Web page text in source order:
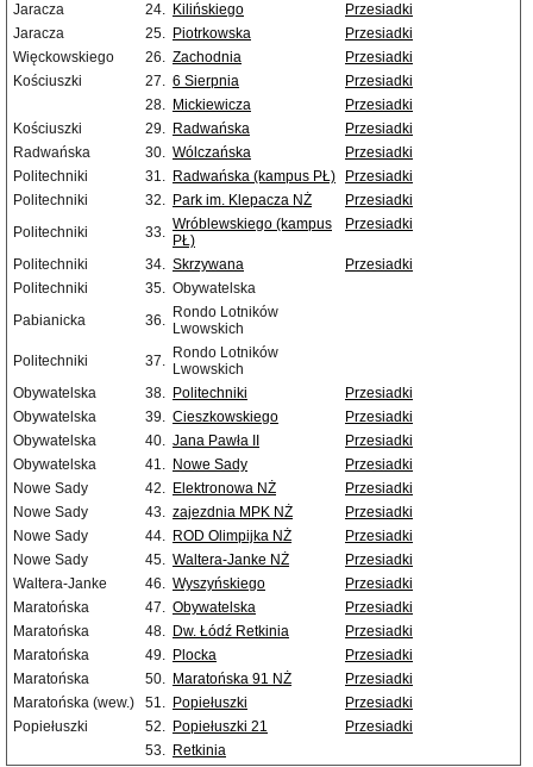
Jaracza 24. Kilińskiego
Przesiadki
Jaracza
25. Piotrkowska
Przesiadki
Więckowskiego
26. Zachodnia
Przesiadki
Kościuszki
27. 6 Sierpnia
Przesiadki
28. Mickiewicza
Przesiadki
Kościuszki
29. Radwańska
Przesiadki
Radwańska
30. Wólczańska
Przesiadki
Politechniki
31. Radwańska (kampus PŁ)
Przesiadki
Politechniki
32. Park im. Klepacza NŻ
Przesiadki
Politechniki
33. Wróblewskiego (kampus
PŁ)
Przesiadki
Politechniki 34. Skrzywana
Przesiadki
Politechniki
35. Obywatelska
Pabianicka
36. Rondo Lotników
Lwowskich
Politechniki
37. Rondo Lotników
Lwowskich
Obywatelska
38. Politechniki
Przesiadki
Obywatelska
39. Cieszkowskiego
Przesiadki
Obywatelska
40. Jana Pawła II
Przesiadki
Obywatelska
41. Nowe Sady
Przesiadki
Nowe Sady
42. Elektronowa NŻ
Przesiadki
Nowe Sady
43. zajezdnia MPK NŻ
Przesiadki
Nowe Sady
44. ROD Olimpijka NŻ
Przesiadki
Nowe Sady
45. Waltera-Janke NŻ
Przesiadki
Waltera-Janke
46. Wyszyńskiego
Przesiadki
Maratońska
47. Obywatelska
Przesiadki
Maratońska
48. Dw. Łódź Retkinia
Przesiadki
Maratońska
49. Plocka
Przesiadki
Maratońska
50. Maratońska 91 NŻ
Przesiadki
Maratońska (wew.)
51. Popiełuszki
Przesiadki
Popiełuszki
52. Popiełuszki 21
Przesiadki
53. Retkinia